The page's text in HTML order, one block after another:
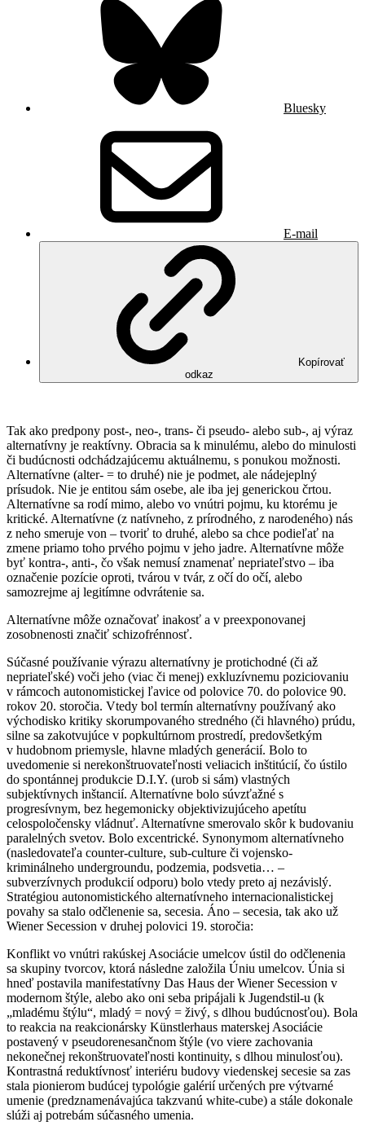
Bluesky
E-mail
Kopírovať
odkaz
Tak ako predpony post-, neo-, trans- či pseudo- alebo sub-, aj výraz
alternatívny je reaktívny. Obracia sa k minulému, alebo do minulosti
či budúcnosti odchádzajúcemu aktuálnemu, s ponukou možnosti.
Alternatívne (alter- = to druhé) nie je podmet, ale nádejeplný
prísudok. Nie je entitou sám osebe, ale iba jej generickou črtou.
Alternatívne sa rodí mimo, alebo vo vnútri pojmu, ku ktorému je
kritické. Alternatívne (z natívneho, z prírodného, z narodeného) nás
z neho smeruje von – tvoriť to druhé, alebo sa chce podieľať na
zmene priamo toho prvého pojmu v jeho jadre. Alternatívne môže
byť kontra-, anti-, čo však nemusí znamenať nepriateľstvo – iba
označenie pozície oproti, tvárou v tvár, z očí do očí, alebo
samozrejme aj legitímne odvrátenie sa.
Alternatívne môže označovať inakosť a v preexponovanej
zosobnenosti značiť schizofrénnosť.
Súčasné používanie výrazu alternatívny je protichodné (či až
nepriateľské) voči jeho (viac či menej) exkluzívnemu poziciovaniu
v rámcoch autonomistickej ľavice od polovice 70. do polovice 90.
rokov 20. storočia. Vtedy bol termín alternatívny používaný ako
východisko kritiky skorumpovaného stredného (či hlavného) prúdu,
silne sa zakotvujúce v popkultúrnom prostredí, predovšetkým
v hudobnom priemysle, hlavne mladých generácií. Bolo to
uvedomenie si nerekonštruovateľnosti veliacich inštitúcií, čo ústilo
do spontánnej produkcie D.I.Y. (urob si sám) vlastných
subjektívnych inštancií. Alternatívne bolo súvzťažné s
progresívnym, bez hegemonicky objektivizujúceho apetítu
celospoločensky vládnuť. Alternatívne smerovalo skôr k budovaniu
paralelných svetov. Bolo excentrické. Synonymom alternatívneho
(nasledovateľa counter-culture, sub-culture či vojensko-
kriminálneho undergroundu, podzemia, podsvetia… –
subverzívnych produkcií odporu) bolo vtedy preto aj nezávislý.
Stratégiou autonomistického alternatívneho internacionalistickej
povahy sa stalo odčlenenie sa, secesia. Áno – secesia, tak ako už
Wiener Secession v druhej polovici 19. storočia:
Konflikt vo vnútri rakúskej Asociácie umelcov ústil do odčlenenia
sa skupiny tvorcov, ktorá následne založila Úniu umelcov. Únia si
hneď postavila manifestatívny Das Haus der Wiener Secession v
modernom štýle, alebo ako oni seba pripájali k Jugendstil-u (k
„mladému štýlu“, mladý = nový = živý, s dlhou budúcnosťou). Bola
to reakcia na reakcionársky Künstlerhaus materskej Asociácie
postavený v pseudorenesančnom štýle (vo viere zachovania
nekonečnej rekonštruovateľnosti kontinuity, s dlhou minulosťou).
Kontrastná reduktívnosť interiéru budovy viedenskej secesie sa zas
stala pionierom budúcej typológie galérií určených pre výtvarné
umenie (predznamenávajúca takzvanú white-cube) a stále dokonale
slúži aj potrebám súčasného umenia.